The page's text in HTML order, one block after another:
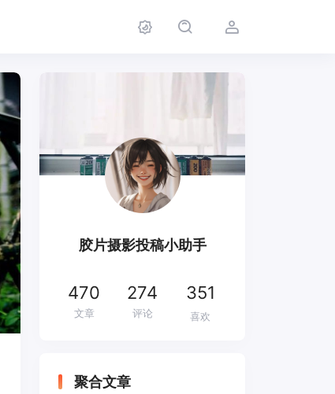
胶片摄影投稿小助手
470
文章
274
评论
351
喜欢
聚合文章